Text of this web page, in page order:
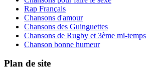
Rap Français
Chansons d'amour
Chansons des Guinguettes
Chansons de Rugby et 3ème mi-temps
Chanson bonne humeur
Plan de site